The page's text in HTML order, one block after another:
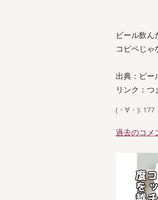
ビール飲ん
コピペじゃ
出典：ビー
リンク：
(・∀・): 177
過去のコメ